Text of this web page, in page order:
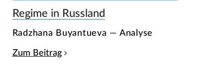
Regime in Russland
Radzhana Buyantueva — Analyse
Zum Beitrag